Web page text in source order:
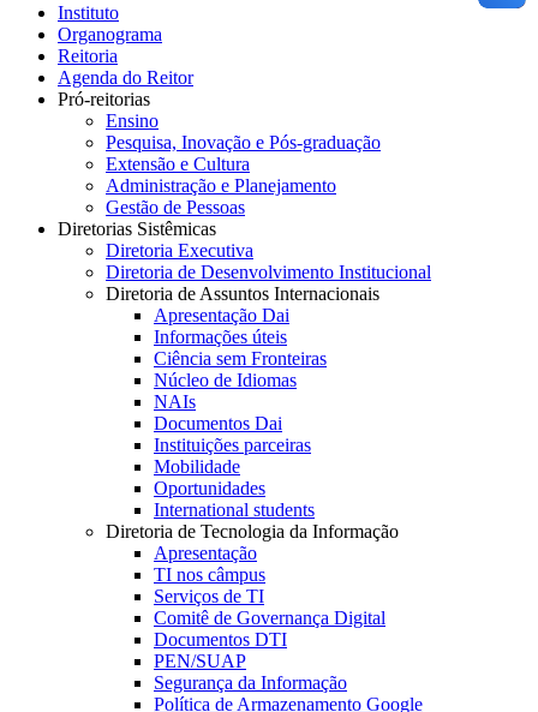
Instituto
Organograma
Reitoria
Agenda do Reitor
Pró-reitorias
Ensino
Pesquisa, Inovação e Pós-graduação
Extensão e Cultura
Administração e Planejamento
Gestão de Pessoas
Diretorias Sistêmicas
Diretoria Executiva
Diretoria de Desenvolvimento Institucional
Diretoria de Assuntos Internacionais
Apresentação Dai
Informações úteis
Ciência sem Fronteiras
Núcleo de Idiomas
NAIs
Documentos Dai
Instituições parceiras
Mobilidade
Oportunidades
International students
Diretoria de Tecnologia da Informação
Apresentação
TI nos câmpus
Serviços de TI
Comitê de Governança Digital
Documentos DTI
PEN/SUAP
Segurança da Informação
Política de Armazenamento Google